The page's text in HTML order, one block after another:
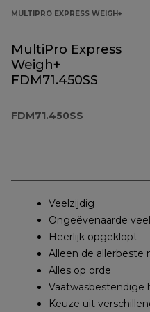
MULTIPRO EXPRESS WEIGH+
MultiPro Express
Weigh+
FDM71.450SS
FDM71.450SS
Veelzijdig
Ongeëvenaarde
Heerlijk opgeklopt
Alleen de allerbeste
Alles op orde
Vaatwasbestendige
Keuze uit